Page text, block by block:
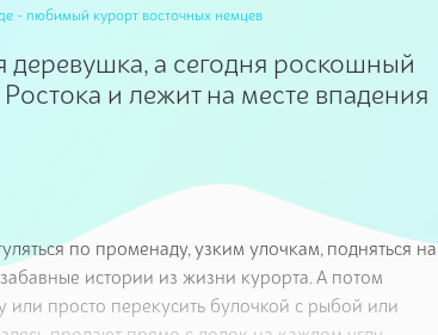
- любимый курорт восточных немцев
а сегодня роскошный
и лежит на месте впадения
по променаду, узким улочкам, подняться на
истории из жизни курорта. А потом
просто перекусить булочкой с рыбой или